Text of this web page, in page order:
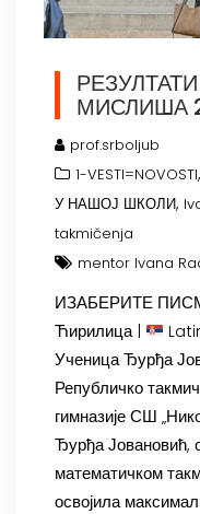
МИСЛИША
prof.srboljub
1-VESTI=NOVOSTI,
У НАШОЈ ШКОЛИ,
takmičenja
mentor Ivana
ИЗАБЕРИТЕ
Ћирилица |
Ученица Ђурђа
Републичко
гимназије СШ
Ђурђа Јовановић,
математичком
освојила